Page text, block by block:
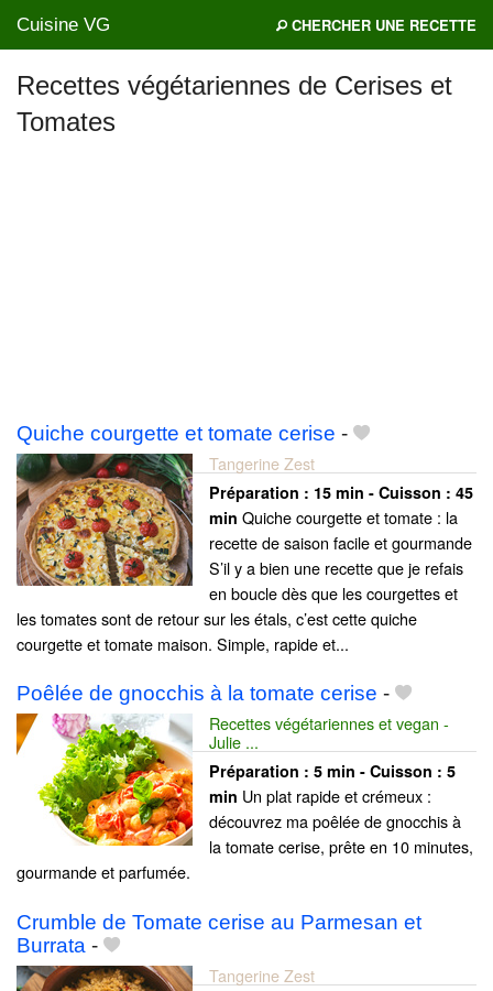
Cuisine VG CHERCHER UNE RECETTE
Recettes végétariennes de Cerises et
Tomates
Quiche courgette et tomate cerise -
Tangerine Zest
Préparation : 15 min - Cuisson : 45
min Quiche courgette et tomate : la
recette de saison facile et gourmande
S’il y a bien une recette que je refais
en boucle dès que les courgettes et
les tomates sont de retour sur les étals, c’est cette quiche
courgette et tomate maison. Simple, rapide et...
Poêlée de gnocchis à la tomate cerise -
Recettes végétariennes et vegan -
Julie ...
Préparation : 5 min - Cuisson : 5
min Un plat rapide et crémeux :
découvrez ma poêlée de gnocchis à
la tomate cerise, prête en 10 minutes,
gourmande et parfumée.
Crumble de Tomate cerise au Parmesan et
Burrata -
Tangerine Zest